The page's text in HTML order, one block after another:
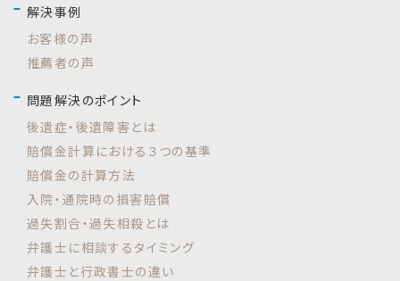
解決事例
お客様の声
推薦者の声
問題解決のポイント
後遺症・後遺障害とは
賠償金計算における３つの基準
賠償金の計算方法
入院・通院時の損害賠償
過失割合・過失相殺とは
弁護士に相談するタイミング
弁護士と行政書士の違い